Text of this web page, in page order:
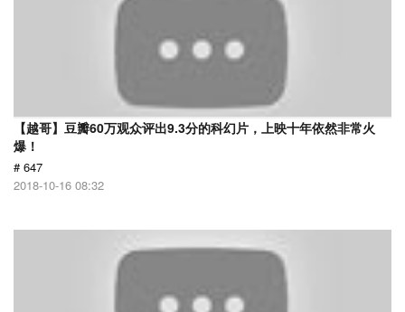
【越哥】豆瓣60万观众评出9.3分的科幻片，上映十年依然非常火
爆！
# 647
2018-10-16 08:32